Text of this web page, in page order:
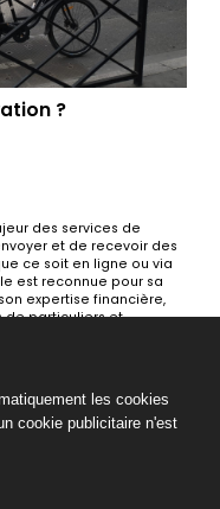
?
des services de
et de recevoir des
ce soit en ligne ou via
est reconnue pour sa
expertise financière,
de particuliers et
les cookies
cookie publicitaire n'est